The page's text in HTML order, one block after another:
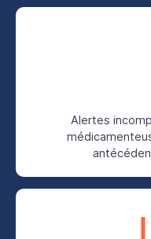
Alertes